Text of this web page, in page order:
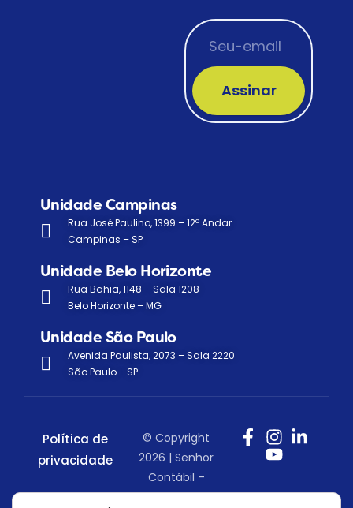
Assinar
Unidade Campinas
Rua José Paulino, 1399 – 12º Andar
Campinas – SP
Unidade Belo Horizonte
Rua Bahia, 1148 – Sala 1208
Belo Horizonte – MG
Unidade São Paulo
Avenida Paulista, 2073 – Sala 2220
São Paulo - SP
Política de
privacidade
© Copyright
2026 | Senhor
Contábil –
Todos os